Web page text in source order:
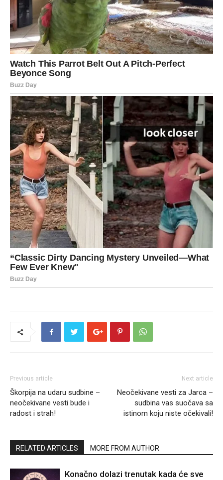
Previous article
Škorpija na udaru sudbine –
neočekivane vesti bude i
radost i strah!
Next article
Neočekivane vesti za Jarca –
sudbina vas suočava sa
istinom koju niste očekivali!
RELATED ARTICLES MORE FROM AUTHOR
Konačno dolazi trenutak kada će sve